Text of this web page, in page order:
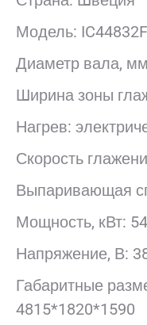
Модель:
Диаметр вала,
Ширина зоны
Нагрев:
Скорость
Выпаривающая
Мощность, кВт: 54
Напряжение, В:
Габаритные
4815*1820*1590